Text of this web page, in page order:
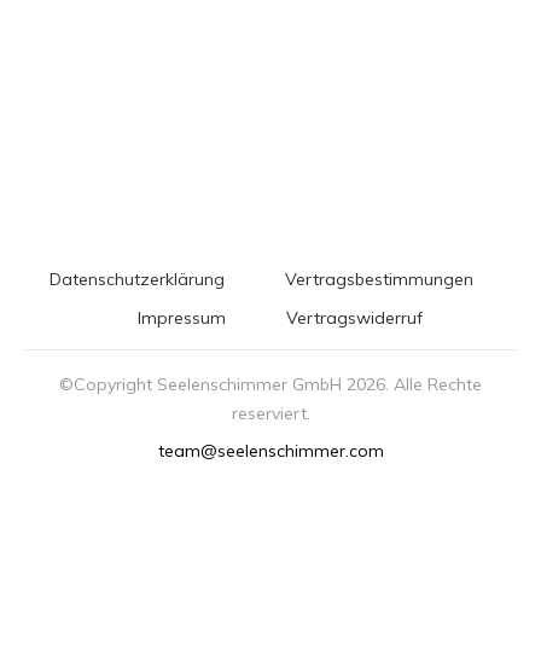
Datenschutzerklärung
Vertragsbestimmungen
Impressum
Vertragswiderruf
©Copyright Seelenschimmer GmbH 2026. Alle Rechte
reserviert.
team@seelenschimmer.com